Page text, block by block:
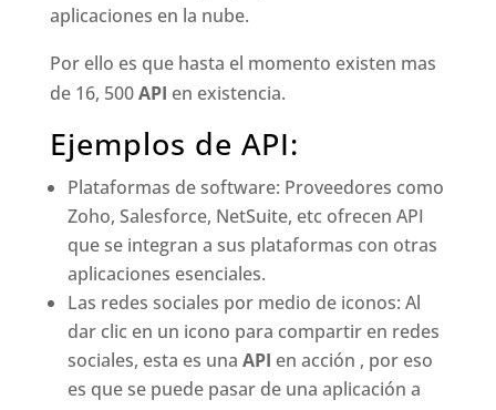
aplicaciones en la nube.
Por ello es que hasta el momento existen mas
de 16, 500API en existencia.
Ejemplos de API:
Plataformas de software: Proveedores como
Zoho, Salesforce, NetSuite, etc ofrecen API
que se integran a sus plataformas con otras
aplicaciones esenciales.
Las redes sociales por medio de iconos: Al
dar clic en un icono para compartir en redes
sociales, esta es una API en acción , por eso
es que se puede pasar de una aplicación a